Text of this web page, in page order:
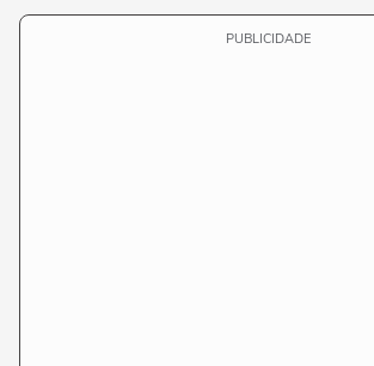
PUBLICIDADE